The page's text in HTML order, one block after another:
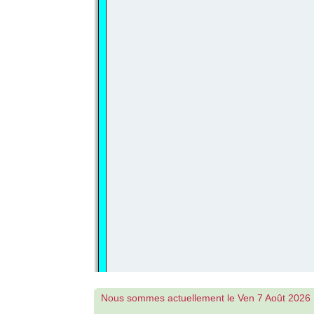
Nous sommes actuellement le Ven 7 Août 2026